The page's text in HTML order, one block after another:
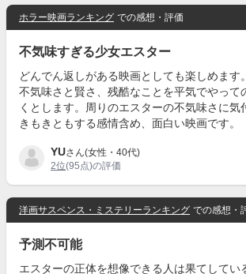
ホラー映画ランキング での感想・評価
不気味すぎる少女エスター
どんでん返しがある映画としても楽しめます
不気味さと賢さ、残酷なことを平気でやって
くとします。周りのエスターの不気味さに気
きもきともする感情含め、面白い映画です。
YUさん(女性・40代)
2位(95点)の評価
洋画サスペンス・ミステリーランキング での感想・
予測不可能
エスターの正体を想像できる人は果てしてい